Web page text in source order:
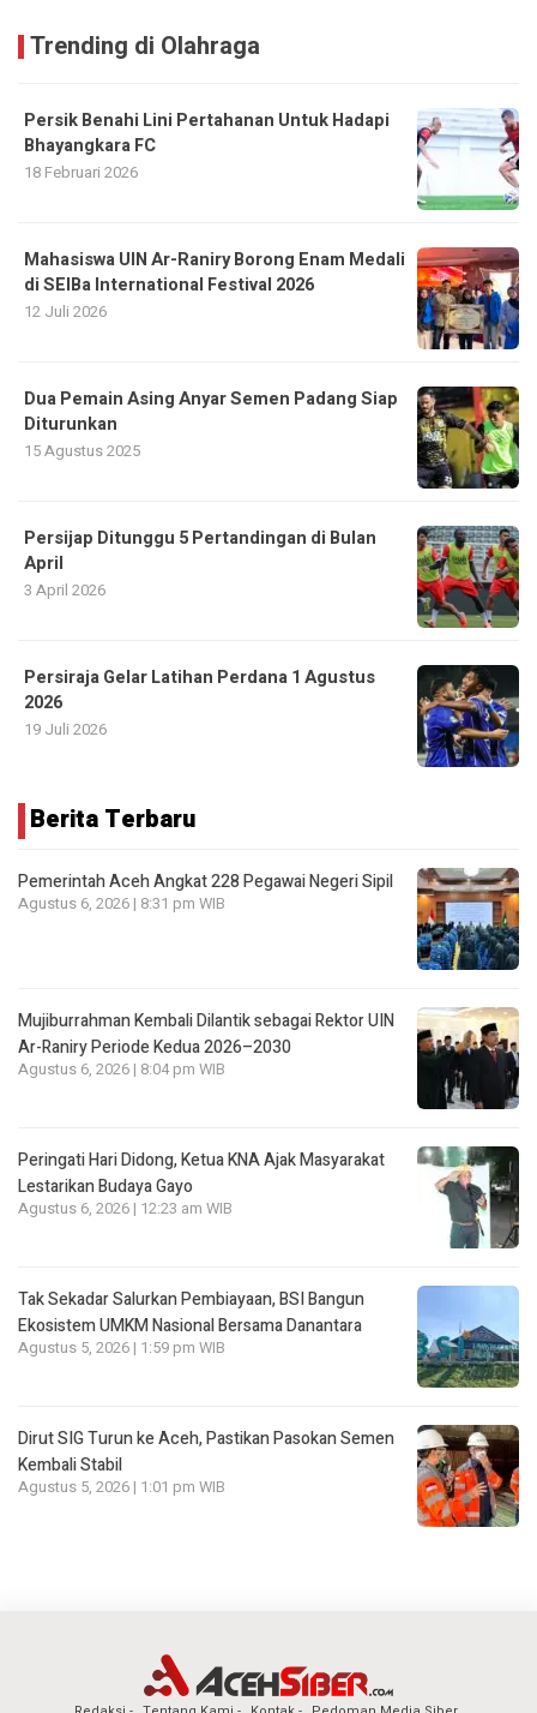
Trending di Olahraga
Persik Benahi Lini Pertahanan Untuk Hadapi
Bhayangkara FC
18 Februari 2026
Mahasiswa UIN Ar-Raniry Borong Enam Medali
di SEIBa International Festival 2026
12 Juli 2026
Dua Pemain Asing Anyar Semen Padang Siap
Diturunkan
15 Agustus 2025
Persijap Ditunggu 5 Pertandingan di Bulan
April
3 April 2026
Persiraja Gelar Latihan Perdana 1 Agustus
2026
19 Juli 2026
Berita Terbaru
Pemerintah Aceh Angkat 228 Pegawai Negeri Sipil
Agustus 6, 2026 | 8:31 pm WIB
Mujiburrahman Kembali Dilantik sebagai Rektor UIN
Ar-Raniry Periode Kedua 2026–2030
Agustus 6, 2026 | 8:04 pm WIB
Peringati Hari Didong, Ketua KNA Ajak Masyarakat
Lestarikan Budaya Gayo
Agustus 6, 2026 | 12:23 am WIB
Tak Sekadar Salurkan Pembiayaan, BSI Bangun
Ekosistem UMKM Nasional Bersama Danantara
Agustus 5, 2026 | 1:59 pm WIB
Dirut SIG Turun ke Aceh, Pastikan Pasokan Semen
Kembali Stabil
Agustus 5, 2026 | 1:01 pm WIB